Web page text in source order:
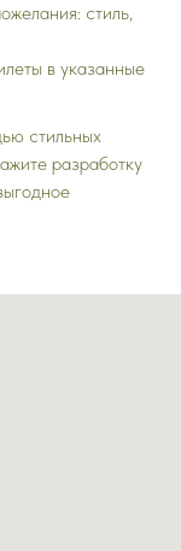
стиль,
в указанные
стильных
разработку